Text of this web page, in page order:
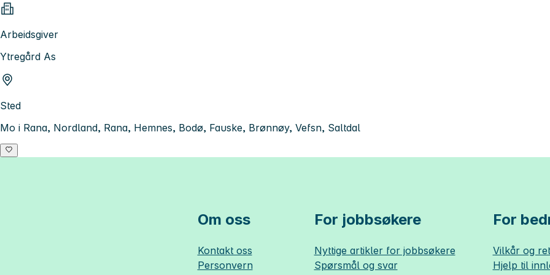
Arbeidsgiver
Ytregård As
Sted
Mo i Rana, Nordland, Rana, Hemnes, Bodø, Fauske, Brønnøy, Vefsn, Saltdal
Om oss
Kontakt oss
Personvern
For jobbsøkere
Nyttige artikler for jobbsøkere
Spørsmål og svar
For
Vilkår og
Hjelp til